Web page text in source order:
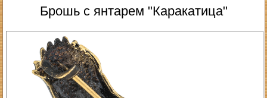
Брошь с янтарем "Каракатица"